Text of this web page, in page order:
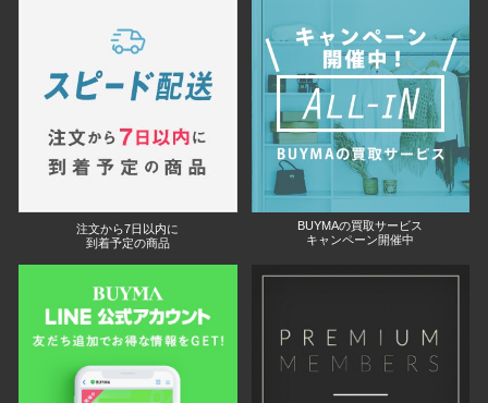
注文から7日以内に
到着予定の商品
BUYMAの買取サービス
キャンペーン開催中